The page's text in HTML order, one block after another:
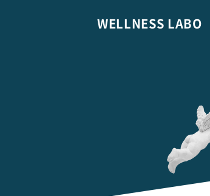
WELLNESS LABO